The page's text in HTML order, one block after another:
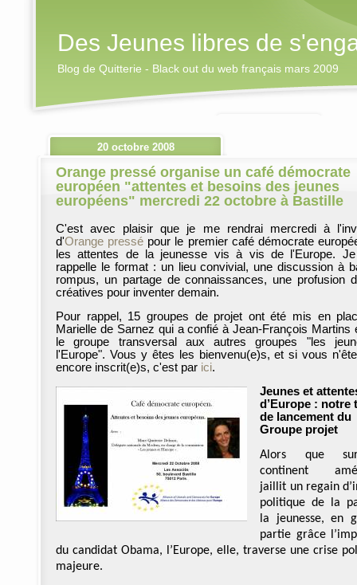
Des Jeunes libres de
Blog de Quitterie - Black out du web français mars 2009
20 octobre 2008
Orange pressé organise un café démocrate
européen "attentes et besoins des jeunes
européens" mercredi 22 octobre à Bastille
C'est avec plaisir que je me rendrai mercredi à
d'Orange pressé pour le premier café démocrate
les attentes de la jeunesse vis à vis de l'Europe.
rappelle le format : un lieu convivial, une discussion à
rompus, un partage de connaissances, une profusion
créatives pour inventer demain.
Pour rappel, 15 groupes de projet ont été mis en
Marielle de Sarnez qui a confié à Jean-François Martins
le groupe transversal aux autres groupes "les
l'Europe". Vous y êtes les bienvenu(e)s, et si vous
encore inscrit(e)s, c'est par ici.
Jeunes et
d’Europe : notre
de lancement du
Groupe projet
Alors que
continent
jaillit un regain
politique de la
la jeunesse, en
partie grâce
du candidat Obama, l’Europe, elle, traverse une crise
majeure.